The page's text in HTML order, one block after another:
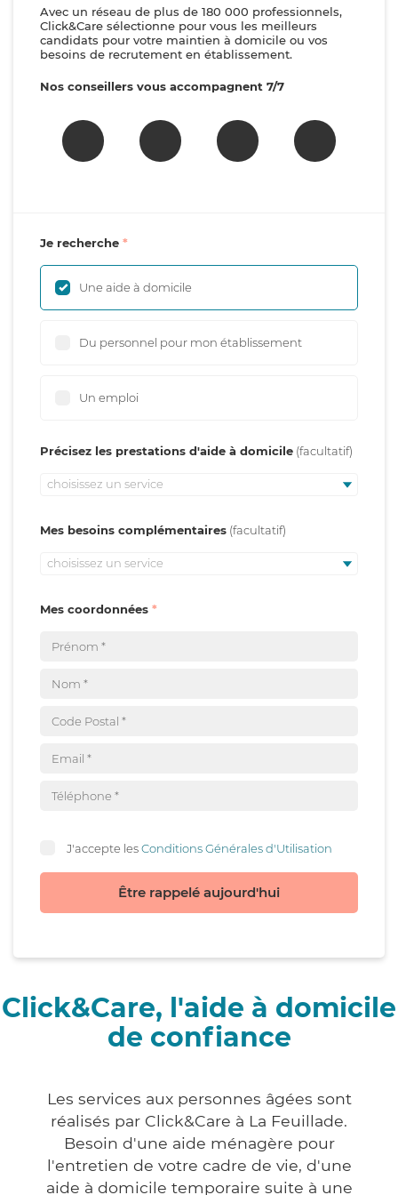
Avec un réseau de plus de 180 000 professionnels,
Click&Care sélectionne pour vous les meilleurs
candidats pour votre maintien à domicile ou vos
besoins de recrutement en établissement.
Nos conseillers vous accompagnent 7/7
Je recherche
Une aide à domicile
Du personnel pour mon établissement
Un emploi
Précisez les prestations d'aide à domicile
choisissez un service
Mes besoins complémentaires
choisissez un service
Mes coordonnées
J'accepte lesConditions Générales d'Utilisation
Être rappelé aujourd'hui
Click&Care, l'aide à domicile
de confiance
Les services aux personnes âgées sont
réalisés par Click&Care à La Feuillade.
Besoin d'une aide ménagère pour
l'entretien de votre cadre de vie, d'une
aide à domicile temporaire suite à une